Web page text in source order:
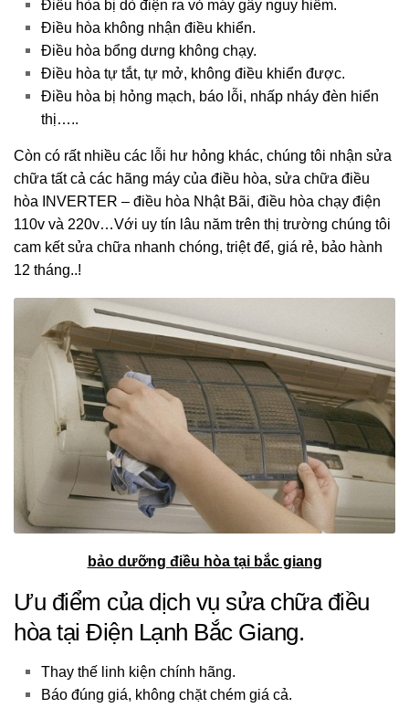
Điều hòa bị dò điện ra vỏ máy gây nguy hiểm.
Điều hòa không nhận điều khiển.
Điều hòa bổng dưng không chạy.
Điều hòa tự tắt, tự mở, không điều khiển được.
Điều hòa bị hỏng mạch, báo lỗi, nhấp nháy đèn hiển
thị…..
Còn có rất nhiều các lỗi hư hỏng khác, chúng tôi nhận sửa
chữa tất cả các hãng máy của điều hòa, sửa chữa điều
hòa INVERTER – điều hòa Nhật Bãi, điều hòa chạy điện
110v và 220v…Với uy tín lâu năm trên thị trường chúng tôi
cam kết sửa chữa nhanh chóng, triệt để, giá rẻ, bảo hành
12 tháng..!
bảo dưỡng điều hòa tại bắc giang
Ưu điểm của dịch vụ sửa chữa điều
hòa tại Điện Lạnh Bắc Giang.
Thay thế linh kiện chính hãng.
Báo đúng giá, không chặt chém giá cả.